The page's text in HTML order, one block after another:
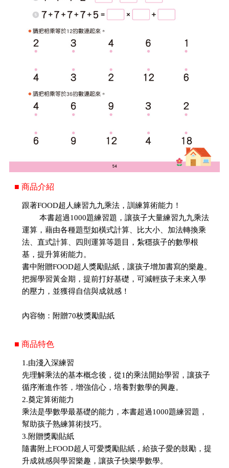
■ 商品介紹
跟著FOOD超人練習九九乘法，訓練算術能力！
本書超過1000題練習題，讓孩子大量練習九九乘法
運算，藉由各種題型如橫式計算、比大小、加法轉換乘
法、直式計算、四則運算等題目，紮穩孩子的數學根
基，提升算術能力。
書中附贈FOOD超人獎勵貼紙，讓孩子增加書寫的樂趣。
把握學習黃金期，提前打好基礎，可減輕孩子未來入學
的壓力，並獲得自信與成就感！
內容物：附贈70枚獎勵貼紙
■ 商品特色
1.由淺入深練習
先理解乘法的基本概念後，從1的乘法開始學習，讓孩子
循序漸進作答，增強信心，培養對數學的興趣。
2.奠定算術能力
乘法是學數學最基礎的能力，本書超過1000題練習題，
幫助孩子熟練算術技巧。
3.附贈獎勵貼紙
隨書附上FOOD超人可愛獎勵貼紙，給孩子愛的鼓勵，提
升成就感與學習樂趣，讓孩子快樂學數學。